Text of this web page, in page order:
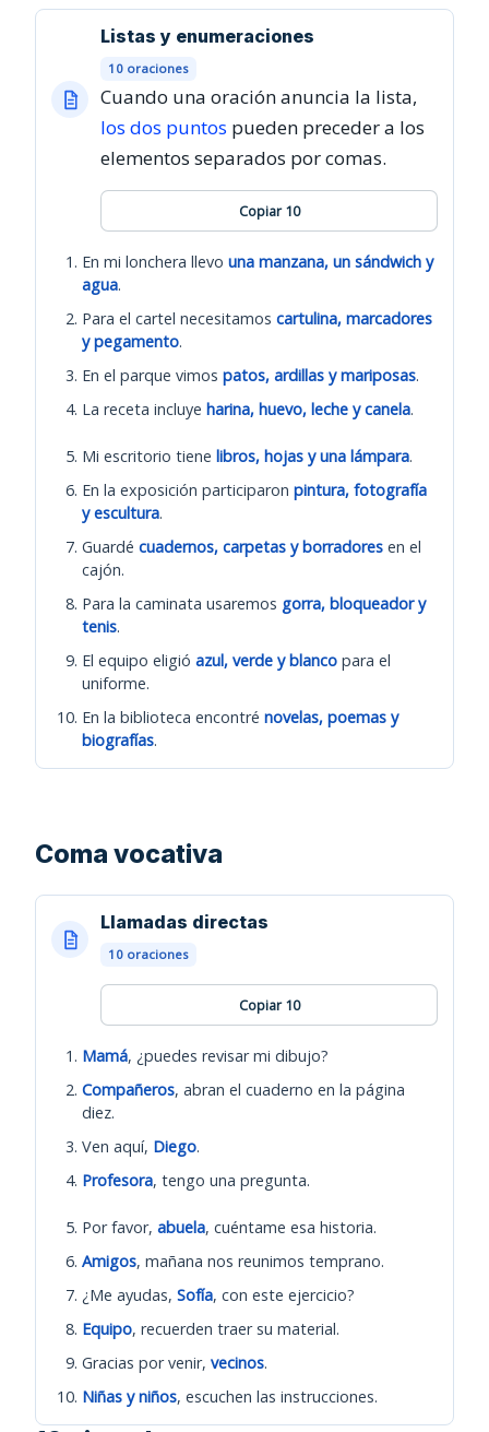
Listas y enumeraciones
10 oraciones
Cuando una oración anuncia la lista,
los dos puntos pueden preceder a los
elementos separados por comas.
Copiar 10
En mi lonchera llevo una manzana, un sándwich y
agua.
Para el cartel necesitamos cartulina, marcadores
y pegamento.
En el parque vimos patos, ardillas y mariposas.
La receta incluye harina, huevo, leche y canela.
Mi escritorio tiene libros, hojas y una lámpara.
En la exposición participaron pintura, fotografía
y escultura.
Guardé cuadernos, carpetas y borradores en el
cajón.
Para la caminata usaremos gorra, bloqueador y
tenis.
El equipo eligió azul, verde y blanco para el
uniforme.
En la biblioteca encontré novelas, poemas y
biografías.
Coma vocativa
Llamadas directas
10 oraciones
Copiar 10
Mamá, ¿puedes revisar mi dibujo?
Compañeros, abran el cuaderno en la página
diez.
Ven aquí, Diego.
Profesora, tengo una pregunta.
Por favor, abuela, cuéntame esa historia.
Amigos, mañana nos reunimos temprano.
¿Me ayudas, Sofía, con este ejercicio?
Equipo, recuerden traer su material.
Gracias por venir, vecinos.
Niñas y niños, escuchen las instrucciones.